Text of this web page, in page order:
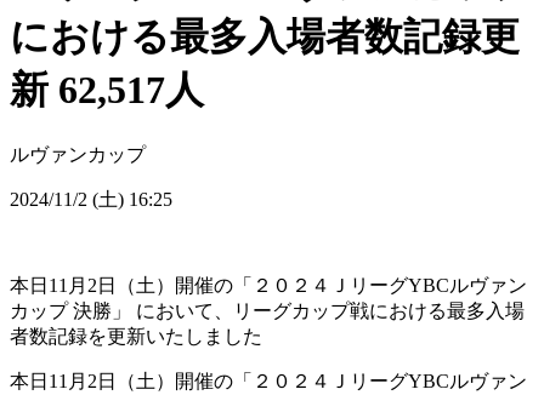
における最多入場者数記録更
新 62,517人
ルヴァンカップ
2024/11/2 (土) 16:25
本日11月2日（土）開催の「２０２４ＪリーグYBCルヴァン
カップ 決勝」 において、リーグカップ戦における最多入場
者数記録を更新いたしました
本日11月2日（土）開催の「２０２４ＪリーグYBCルヴァン